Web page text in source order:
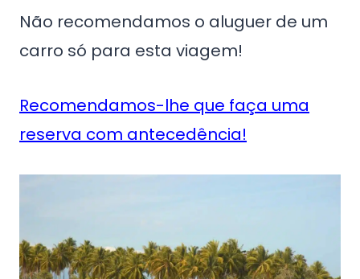
Não recomendamos o aluguer de um
carro só para esta viagem!
Recomendamos-lhe que faça uma
reserva com antecedência!